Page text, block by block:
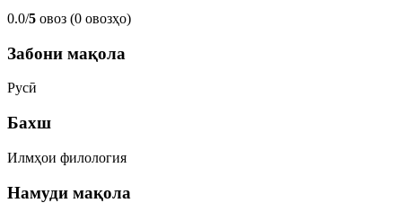
0.0/5 овоз (0 овозҳо)
Забони мақола
Русӣ
Бахш
Илмҳои филология
Намуди мақола